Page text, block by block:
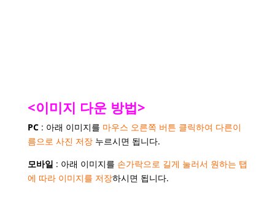
<이미지 다운 방법>
PC: 아래 이미지를 마우스 오른쪽 버튼 클릭하여 다른이
름으로 사진 저장 누르시면 됩니다.
모바일 : 아래 이미지를 손가락으로 길게 눌러서 원하는 탭
에 따라 이미지를 저장하시면 됩니다.